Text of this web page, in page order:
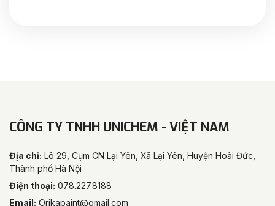
CÔNG TY TNHH UNICHEM - VIỆT NAM
Địa chỉ: Lô 29, Cụm CN Lại Yên, Xã Lại Yên, Huyện Hoài Đức,
Thành phố Hà Nội
Điện thoại: 078.227.8188
Email: Orikapaint@gmail.com